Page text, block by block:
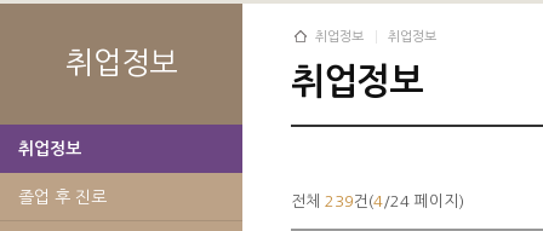
취업정보
취업정보
졸업 후 진로
취업정보 취업정보
취업정보
전체 239건(4/24 페이지)